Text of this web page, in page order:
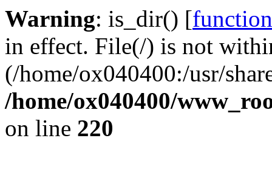
Warning: is_dir() [
in effect. File(/) is not
(/home/ox040400:/usr/
/home/ox040400/
on line 220